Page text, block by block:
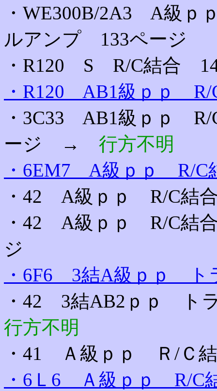
・WE300B/2A3 A級
ルアンプ 133ページ
・R120 S R/C結合
・R120 AB1級ｐｐ
・3C33 AB1級ｐｐ
ージ → 行方不明
・6EM7 A級ｐｐ R/C
・42 A級ｐｐ R/C結
・42 A級ｐｐ R/C結
ジ
・6F6 3結A級ｐｐ ト
・42 3結AB2ｐｐ
行方不明
・41 Ａ級ｐｐ Ｒ/Ｃ
・6Ｌ6 Ａ級ｐｐ R/C